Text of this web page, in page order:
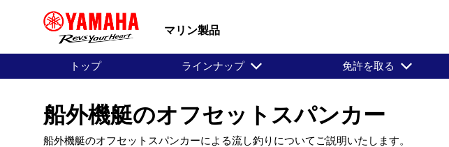
マリン製品
トップ ラインナップ 免許を取る
船外機艇のオフセットスパンカー
船外機艇のオフセットスパンカーによる流し釣りについてご説明いたします。